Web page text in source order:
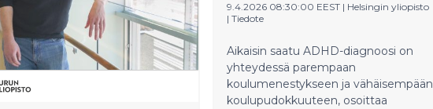
9.4.2026 08:30:00 EEST | Helsingin yliopisto
| Tiedote
Aikaisin saatu ADHD-diagnoosi on
yhteydessä parempaan
koulumenestykseen ja vähäisempään
koulupudokkuuteen, osoittaa